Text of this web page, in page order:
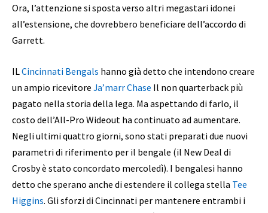
Ora, l’attenzione si sposta verso altri megastari idonei
all’estensione, che dovrebbero beneficiare dell’accordo di
Garrett.
ILCincinnati Bengals hanno già detto che intendono creare
un ampio ricevitore Ja’marr Chase Il non quarterback più
pagato nella storia della lega. Ma aspettando di farlo, il
costo dell’All-Pro Wideout ha continuato ad aumentare.
Negli ultimi quattro giorni, sono stati preparati due nuovi
parametri di riferimento per il bengale (il New Deal di
Crosby è stato concordato mercoledì). I bengalesi hanno
detto che sperano anche di estendere il collega stella Tee
Higgins. Gli sforzi di Cincinnati per mantenere entrambi i